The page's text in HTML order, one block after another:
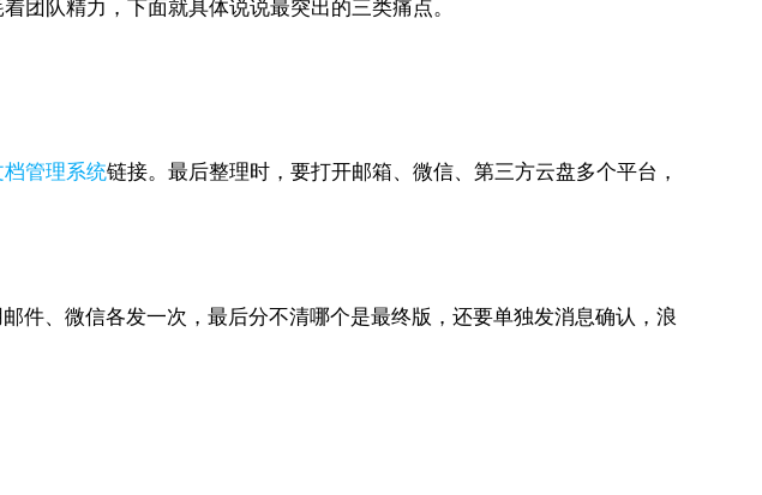
团队精力，下面就具体说说最突出的三类痛点。
档管理系统链接。最后整理时，要打开邮箱、微信、第三方云盘多个平台，
件、微信各发一次，最后分不清哪个是最终版，还要单独发消息确认，浪